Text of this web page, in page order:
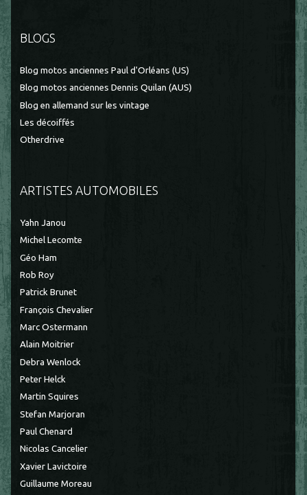
BLOGS
Blog motos anciennes Paul d'Orléans (US)
Blog motos anciennes Dennis Quilan (AUS)
Blog en allemand sur les vintage
Les décoiffés
Otherdrive
ARTISTES AUTOMOBILES
Yahn Janou
Michel Lecomte
Géo Ham
Rob Roy
Patrick Brunet
François Chevalier
Marc Ostermann
Alain Moitrier
Debra Wenlock
Peter Helck
Martin Squires
Stefan Marjoran
Paul Chenard
Nicolas Cancelier
Xavier Lavictoire
Guillaume Moreau